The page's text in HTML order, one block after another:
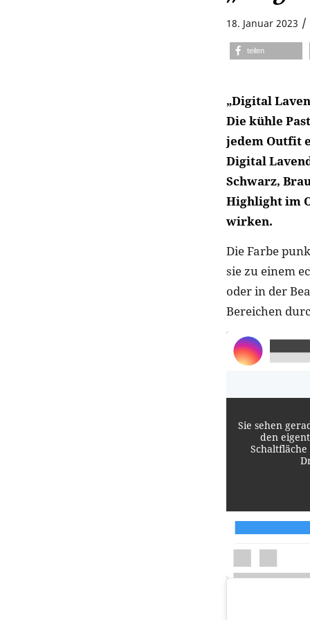
18. Januar 2023 /
teilen
„Digital
Die kühle
jedem Outfit
Digital
Schwarz,
Highlight im
wirken.
Die Farbe
sie zu einem
oder in der
Bereichen
Sie sehen
den